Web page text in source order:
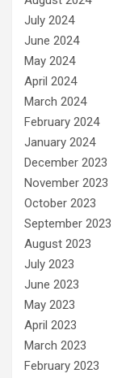
July 2024
June 2024
May 2024
April 2024
March 2024
February 2024
January 2024
December 2023
November 2023
October 2023
September 2023
August 2023
July 2023
June 2023
May 2023
April 2023
March 2023
February 2023